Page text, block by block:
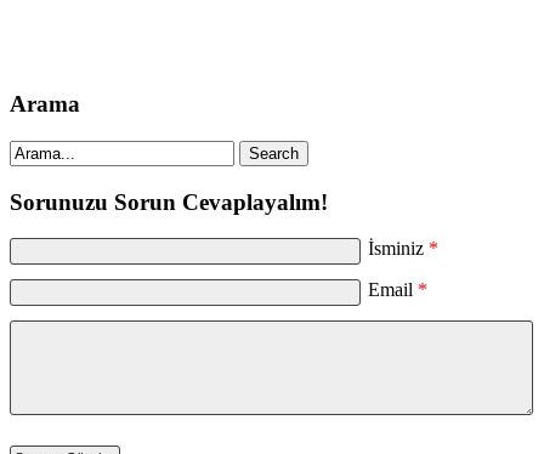
Arama
Sorunuzu Sorun Cevaplayalım!
İsminiz *
Email *